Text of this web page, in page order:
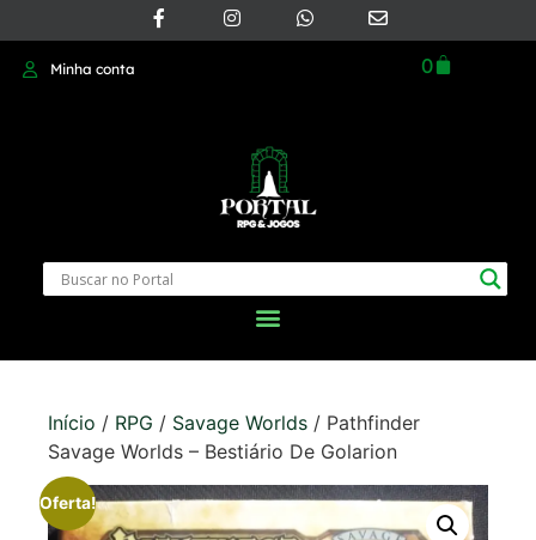
Minha conta 0
Início / RPG / Savage Worlds / Pathfinder
Savage Worlds – Bestiário De Golarion
Oferta!